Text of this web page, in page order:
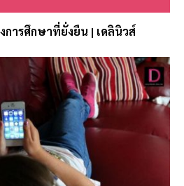
การศึกษาที่ยั่งยืน | เดลินิวส์